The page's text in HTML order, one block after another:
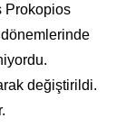
Prokopios
değiştirildi.